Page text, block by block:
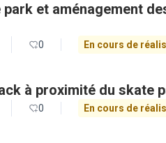
et aménagement
0 En cours de
à proximité du skate
0 En cours de